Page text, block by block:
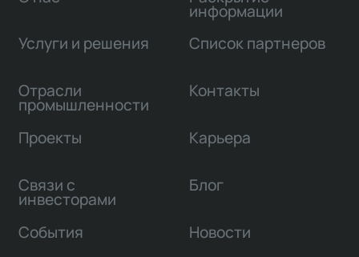
Услуги и решения
Отрасли
промышленности
Проекты
Связи с
инвесторами
информации
Список партнеров
Контакты
Карьера
Блог
События Новости